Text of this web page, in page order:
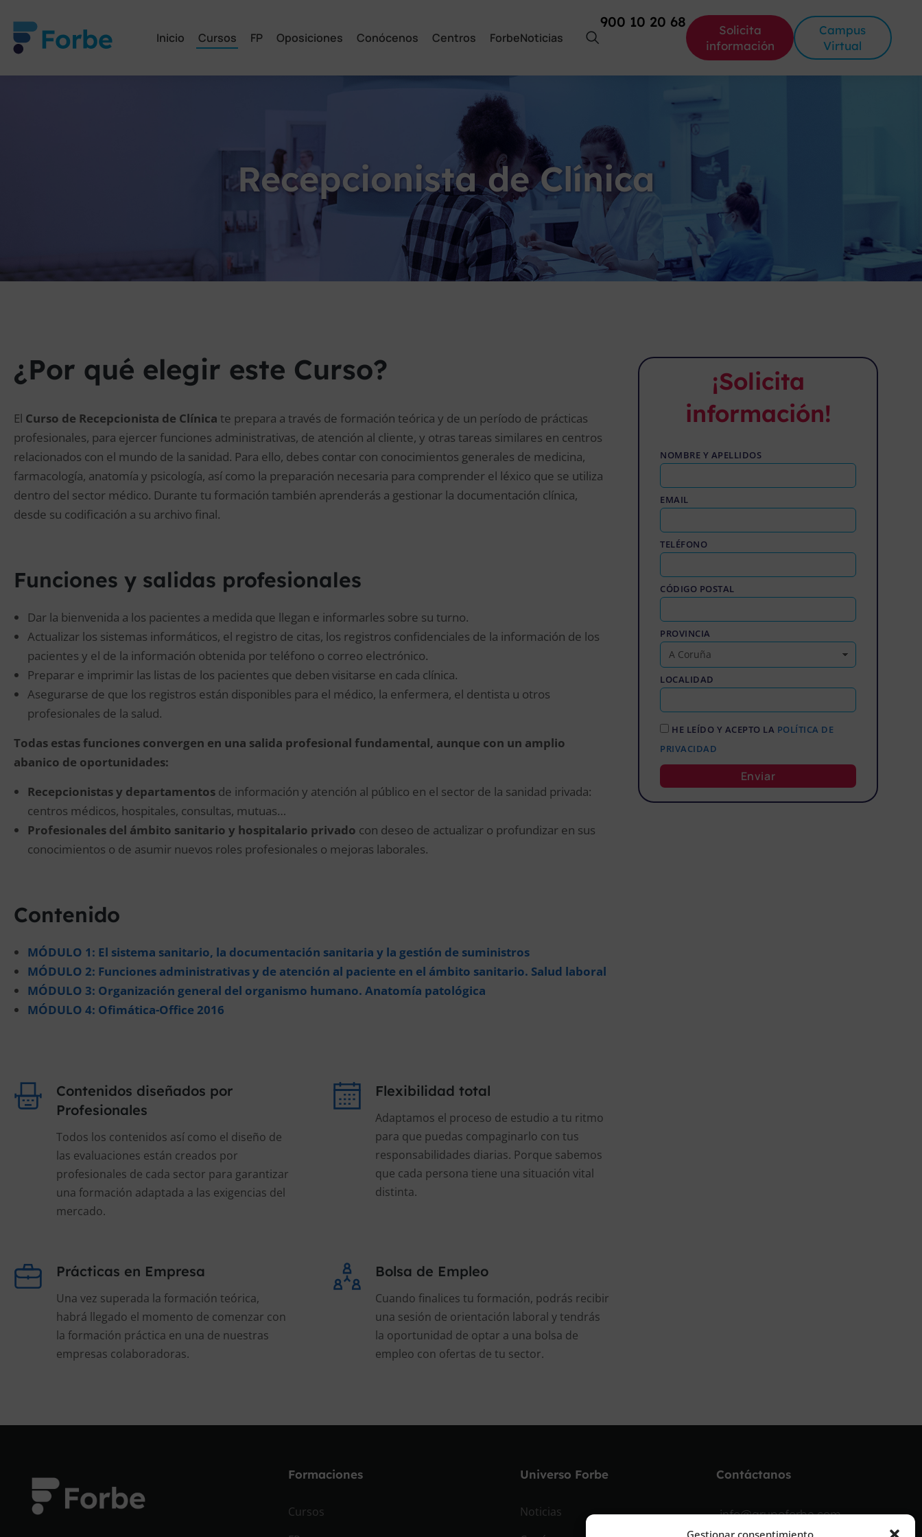
Gestionar consentimiento
Inicio Cursos FP Oposiciones Conócenos Centros ForbeNoticias
900 10 20 68
Solicita
información
Campus
Virtual
Recepcionista de Clínica
¿Por qué elegir este Curso?
El Curso de Recepcionista de Clínica te prepara a través de formación teórica y de un período de prácticas
profesionales, para ejercer funciones administrativas, de atención al cliente, y otras tareas similares en centros
relacionados con el mundo de la sanidad. Para ello, debes contar con conocimientos generales de medicina,
farmacología, anatomía y psicología, así como la preparación necesaria para comprender el léxico que se utiliza
dentro del sector médico. Durante tu formación también aprenderás a gestionar la documentación clínica,
desde su codificación a su archivo final.
Funciones y salidas profesionales
Dar la bienvenida a los pacientes a medida que llegan e informarles sobre su turno.
Actualizar los sistemas informáticos, el registro de citas, los registros confidenciales de la información de los
pacientes y el de la información obtenida por teléfono o correo electrónico.
Preparar e imprimir las listas de los pacientes que deben visitarse en cada clínica.
Asegurarse de que los registros están disponibles para el médico, la enfermera, el dentista u otros
profesionales de la salud.
Todas estas funciones convergen en una salida profesional fundamental, aunque con un amplio
abanico de oportunidades:
Recepcionistas y departamentos de información y atención al público en el sector de la sanidad privada:
centros médicos, hospitales, consultas, mutuas…
Profesionales del ámbito sanitario y hospitalario privado con deseo de actualizar o profundizar en sus
conocimientos o de asumir nuevos roles profesionales o mejoras laborales.
Contenido
MÓDULO 1: El sistema sanitario, la documentación sanitaria y la gestión de suministros
MÓDULO 2: Funciones administrativas y de atención al paciente en el ámbito sanitario. Salud laboral
MÓDULO 3: Organización general del organismo humano. Anatomía patológica
MÓDULO 4: Ofimática-Office 2016
Contenidos diseñados por
Profesionales
Todos los contenidos así como el diseño de
las evaluaciones están creados por
profesionales de cada sector para garantizar
una formación adaptada a las exigencias del
mercado.
Flexibilidad total
Adaptamos el proceso de estudio a tu ritmo
para que puedas compaginarlo con tus
responsabilidades diarias. Porque sabemos
que cada persona tiene una situación vital
distinta.
Prácticas en Empresa
Una vez superada la formación teórica,
habrá llegado el momento de comenzar con
la formación práctica en una de nuestras
empresas colaboradoras.
Bolsa de Empleo
Cuando finalices tu formación, podrás recibir
una sesión de orientación laboral y tendrás
la oportunidad de optar a una bolsa de
empleo con ofertas de tu sector.
¡Solicita
información!
NOMBRE Y APELLIDOS
EMAIL
TELÉFONO
CÓDIGO POSTAL
PROVINCIA
LOCALIDAD
HE LEÍDO Y ACEPTO LA POLÍTICA DE
PRIVACIDAD
Enviar
Formaciones
Cursos
Universo Forbe
Noticias
Contáctanos
info@grupoforbe.com